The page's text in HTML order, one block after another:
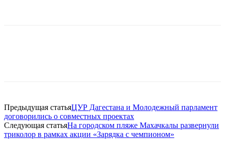
Предыдущая статьяЦУР Дагестана и Молодежный парламент
договорились о совместных проектах
Следующая статьяНа городском пляже Махачкалы развернули
триколор в рамках акции «Зарядка с чемпионом»